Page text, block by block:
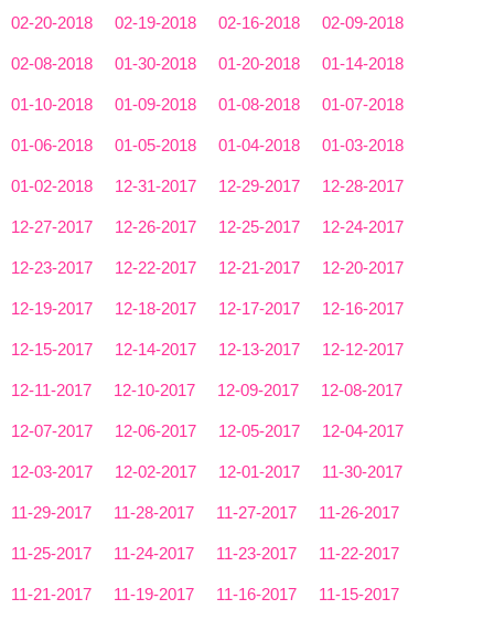
02-20-2018 02-19-2018 02-16-2018 02-09-2018
02-08-2018 01-30-2018 01-20-2018 01-14-2018
01-10-2018 01-09-2018 01-08-2018 01-07-2018
01-06-2018 01-05-2018 01-04-2018 01-03-2018
01-02-2018 12-31-2017 12-29-2017 12-28-2017
12-27-2017 12-26-2017 12-25-2017 12-24-2017
12-23-2017 12-22-2017 12-21-2017 12-20-2017
12-19-2017 12-18-2017 12-17-2017 12-16-2017
12-15-2017 12-14-2017 12-13-2017 12-12-2017
12-11-2017 12-10-2017 12-09-2017 12-08-2017
12-07-2017 12-06-2017 12-05-2017 12-04-2017
12-03-2017 12-02-2017 12-01-2017 11-30-2017
11-29-2017 11-28-2017 11-27-2017 11-26-2017
11-25-2017 11-24-2017 11-23-2017 11-22-2017
11-21-2017 11-19-2017 11-16-2017 11-15-2017